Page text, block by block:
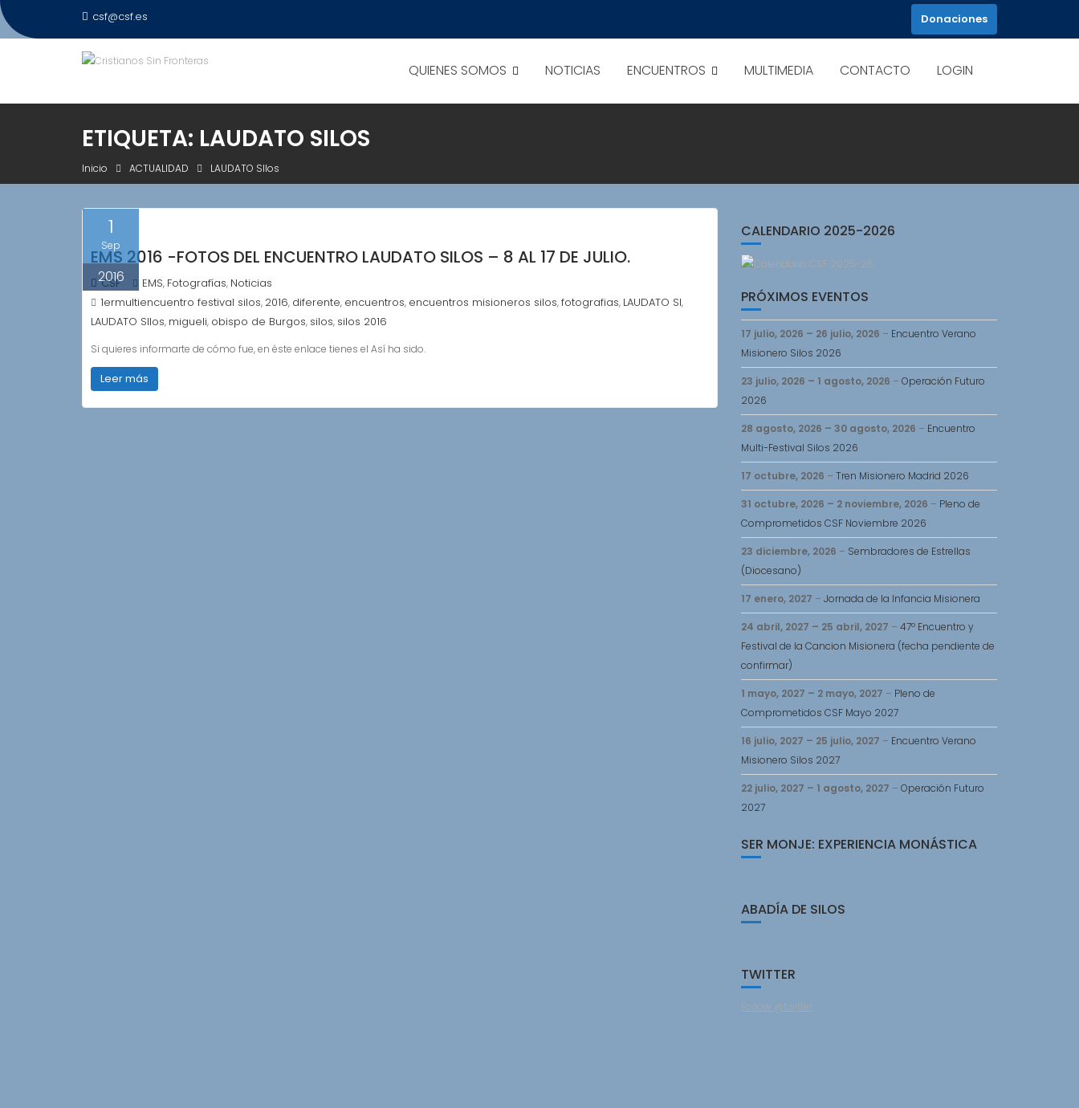
Saltar
al
csf@csf.es Donaciones
QUIENES SOMOS NOTICIAS ENCUENTROS MULTIMEDIA CONTACTO LOGIN
ETIQUETA: LAUDATO SILOS
Inicio ACTUALIDAD LAUDATO SIlos
1
Sep
2016
EMS 2016 -FOTOS DEL ENCUENTRO LAUDATO SILOS – 8 AL 17 DE JULIO.
CSF EMS, Fotografías, Noticias
1ermultiencuentro festival silos, 2016, diferente, encuentros, encuentros misioneros silos,fotografias, LAUDATO SI,
LAUDATO SIlos, migueli, obispo de Burgos, silos, silos 2016
Si quieres informarte de cómo fue, en éste enlace tienes el Así ha sido.
Leer más
CALENDARIO 2025-2026
PRÓXIMOS EVENTOS
17 julio, 2026 – 26 julio, 2026 – Encuentro Verano
Misionero Silos 2026
23 julio, 2026 – 1 agosto, 2026 – Operación Futuro
2026
28 agosto, 2026 – 30 agosto, 2026 – Encuentro
Multi-Festival Silos 2026
17 octubre, 2026 – Tren Misionero Madrid 2026
31 octubre, 2026 – 2 noviembre, 2026 – Pleno de
Comprometidos CSF Noviembre 2026
23 diciembre, 2026 – Sembradores de Estrellas
(Diocesano)
17 enero, 2027 – Jornada de la Infancia Misionera
24 abril, 2027 – 25 abril, 2027 – 47º Encuentro y
Festival de la Cancion Misionera (fecha pendiente de
confirmar)
1 mayo, 2027 – 2 mayo, 2027 – Pleno de
Comprometidos CSF Mayo 2027
16 julio, 2027 – 25 julio, 2027 – Encuentro Verano
Misionero Silos 2027
22 julio, 2027 – 1 agosto, 2027 – Operación Futuro
2027
SER MONJE: EXPERIENCIA MONÁSTICA
ABADÍA DE SILOS
TWITTER
Follow @twitter